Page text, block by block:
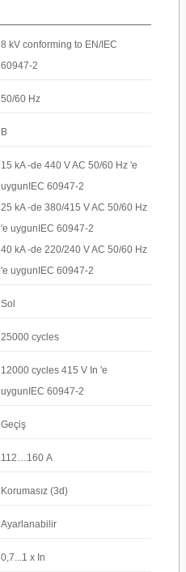
8 kV conforming to EN/IEC
60947-2
50/60 Hz
B
15 kA -de 440 V AC 50/60 Hz 'e
uygunIEC 60947-2
25 kA -de 380/415 V AC 50/60 Hz
'e uygunIEC 60947-2
40 kA -de 220/240 V AC 50/60 Hz
'e uygunIEC 60947-2
Sol
25000 cycles
12000 cycles 415 V In 'e
uygunIEC 60947-2
Geçiş
112…160 A
Korumasız (3d)
Ayarlanabilir
0,7...1 x In